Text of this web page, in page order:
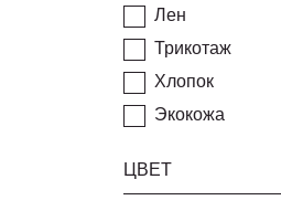
Лен
Трикотаж
Хлопок
Экокожа
ЦВЕТ